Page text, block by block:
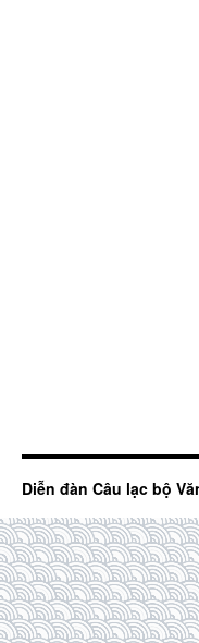
Diễn đàn Câu lạc bộ